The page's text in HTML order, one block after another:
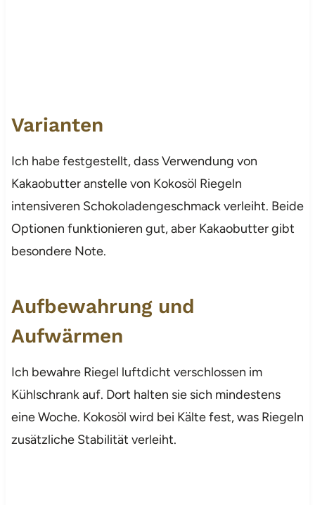
Varianten
Ich habe festgestellt, dass Verwendung von
Kakaobutter anstelle von Kokosöl Riegeln
intensiveren Schokoladengeschmack verleiht. Beide
Optionen funktionieren gut, aber Kakaobutter gibt
besondere Note.
Aufbewahrung und
Aufwärmen
Ich bewahre Riegel luftdicht verschlossen im
Kühlschrank auf. Dort halten sie sich mindestens
eine Woche. Kokosöl wird bei Kälte fest, was Riegeln
zusätzliche Stabilität verleiht.